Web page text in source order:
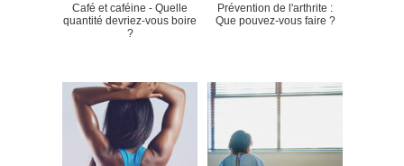
Café et caféine - Quelle
quantité devriez-vous boire
?
Prévention de l'arthrite :
Que pouvez-vous faire ?